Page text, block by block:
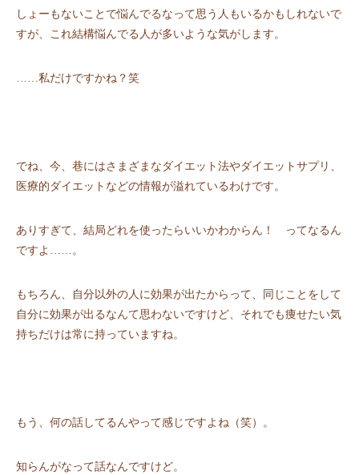
しょーもないことで悩んでるなって思う⼈もいるかもしれないで
すが、これ結構悩んでる⼈が多いような気がします。
……私だけですかね？笑
でね、今、巷にはさまざまなダイエット法やダイエットサプリ、
医療的ダイエットなどの情報が溢れているわけです。
ありすぎて、結局どれを使ったらいいかわからん！ ってなるん
ですよ……。
もちろん、⾃分以外の⼈に効果が出たからって、同じことをして
自分に効果が出るなんて思わないですけど、それでも痩せたい気
持ちだけは常に持っていますね。
もう、何の話してるんやって感じですよね（笑）。
知らんがなって話なんですけど。